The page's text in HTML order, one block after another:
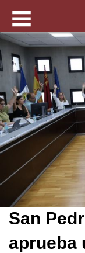
San
aprueba